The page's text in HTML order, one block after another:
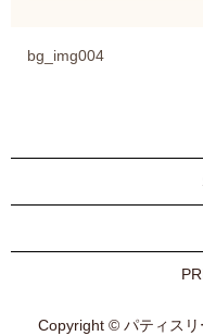
bg_img004
Copyright © パティスリ